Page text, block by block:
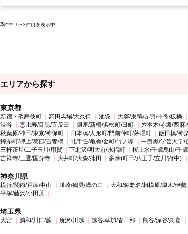
3件中 1〜3件目を表示中
エリアから探す
東京都
新宿・歌舞伎町 高田馬場/大久保 池袋 大塚/巣鴨/赤羽/十条/板橋
渋谷
恵比寿/目黒/五反田 銀座/新橋/浜松町/田町 六本木/赤坂/西麻
秋葉原/神田/東京/神保町
日本橋/人形町/門前仲町/茅場町
飯田橋/神
錦糸町/押上/葛西/吾妻橋
北千住/亀有/金町/竹ノ塚
中目黒/学芸大学/
三軒茶屋/二子玉川/用賀
下北沢/明大前/永福町 桜上水/千歳烏山/千
吉祥寺/三鷹/国分寺
大井町/大森/蒲田 多摩(町田/八王子/立川/府中)
神奈川県
横浜/関内/戸塚/中山 川崎/鶴見/溝の口 大和/海老名/相模原/厚木/伊勢
平塚/藤沢/小田原
埼玉県
大宮 浦和/川口/蕨 所沢/川越 越谷/草加/春日部 熊谷/深谷/久喜